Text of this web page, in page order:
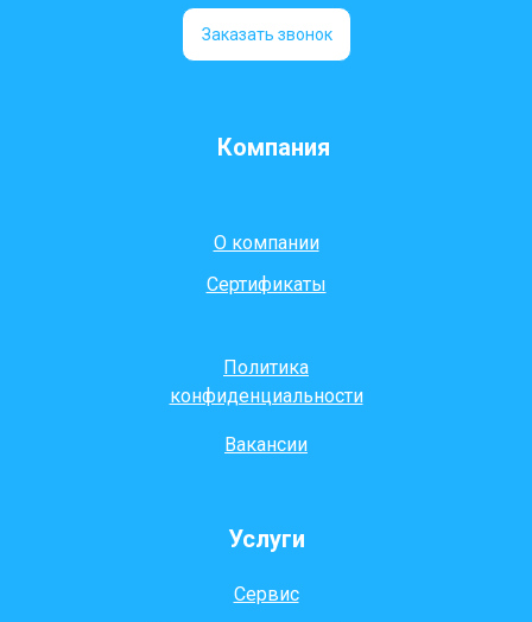
Заказать звонок
Компания
О компании
Сертификаты
Услуги
Политика
конфиденциальности
Сервис
Вакансии